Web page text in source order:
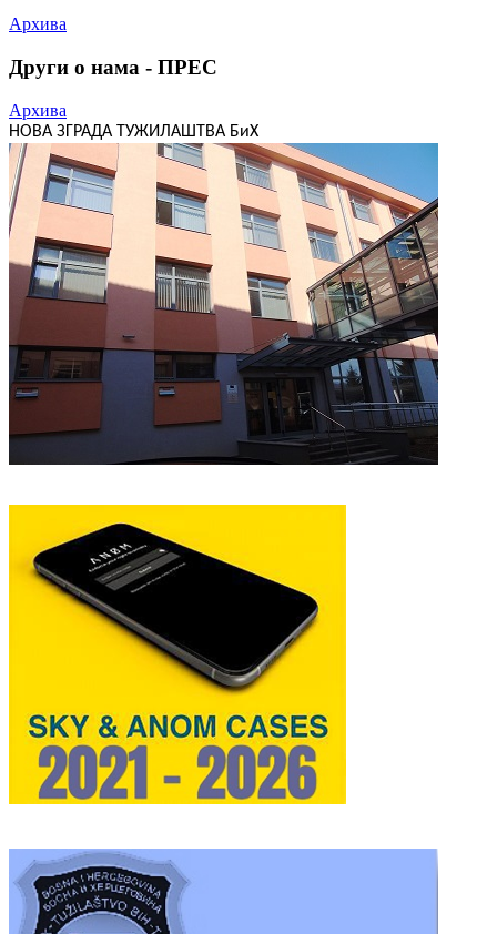
Архива
Други о нама - ПРЕС
Архива
НОВА ЗГРАДА ТУЖИЛАШТВА БиХ